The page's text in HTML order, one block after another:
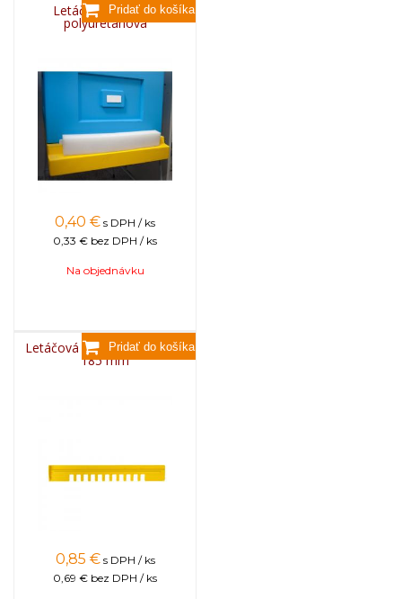
Letáčová zábrana
polyuretánová
0,40 € s DPH / ks
0,33 € bez DPH / ks
Na objednávku
Letáčová zábrana plastová,
185 mm
0,85 € s DPH / ks
0,69 € bez DPH / ks